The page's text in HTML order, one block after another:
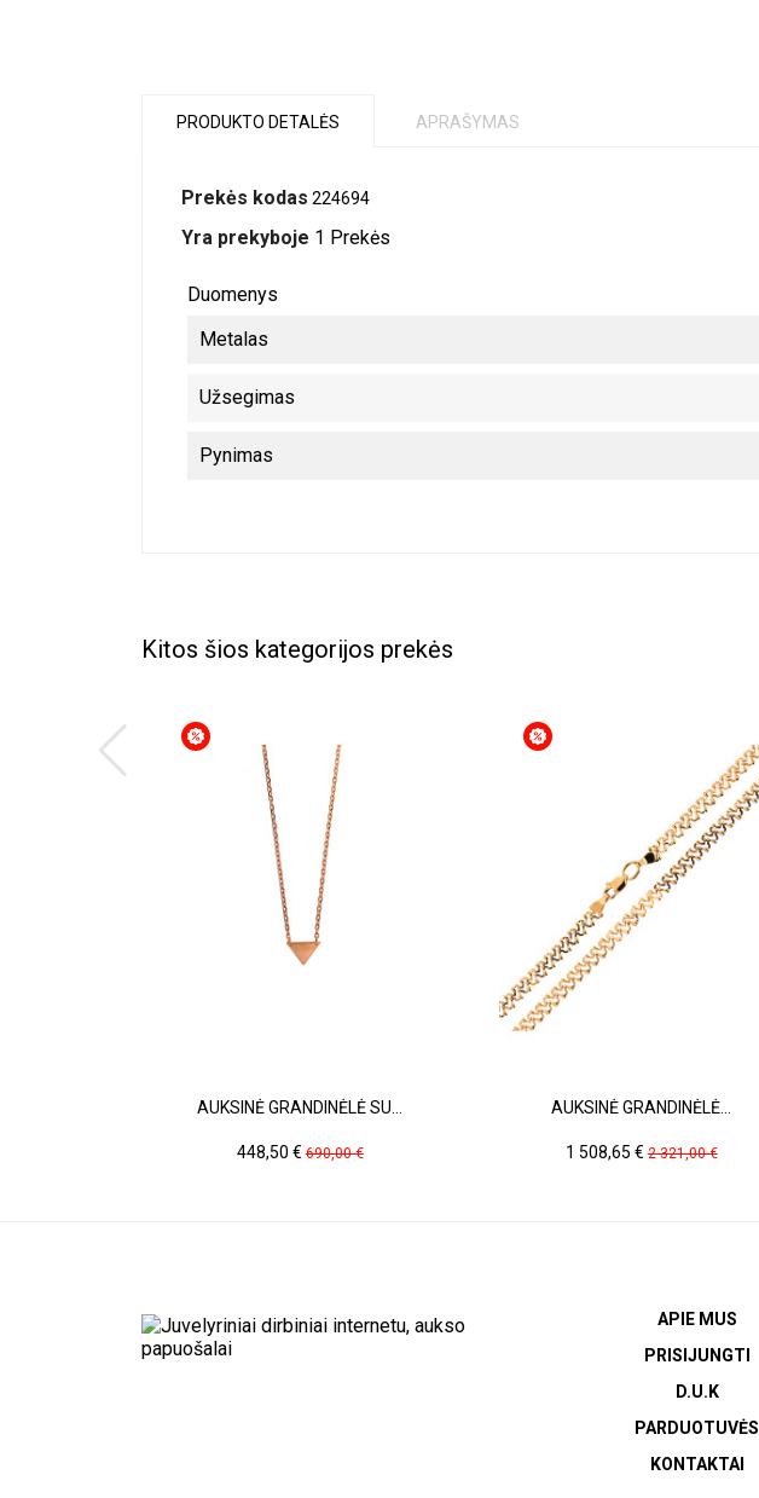
PRODUKTO DETALĖS APRAŠYMAS
Prekės kodas 224694
Yra prekyboje 1 Prekės
Duomenys
Metalas
Užsegimas
Pynimas
Kitos šios kategorijos prekės
AUKSINĖ GRANDINĖLĖ SU...
Kaina
448,50 €Pradinė
kaina
690,00 €
AUKSINĖ GRANDINĖLĖ...
Kaina
1 508,65 €Pradinė
kaina
2 321,00 €
APIE MUS
PRISIJUNGTI
D.U.K
PARDUOTUVĖS
KONTAKTAI